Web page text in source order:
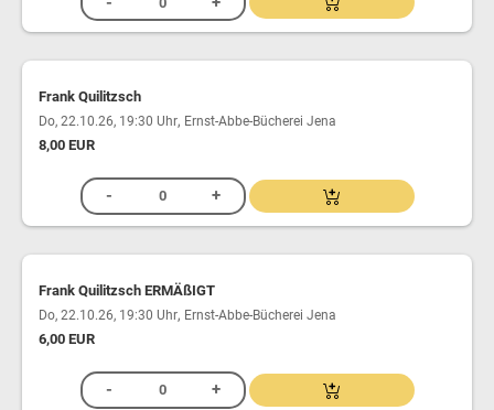
Frank Quilitzsch
Do, 22.10.26, 19:30 Uhr, Ernst-Abbe-Bücherei Jena
8,00 EUR
Frank Quilitzsch ERMÄßIGT
Do, 22.10.26, 19:30 Uhr, Ernst-Abbe-Bücherei Jena
6,00 EUR